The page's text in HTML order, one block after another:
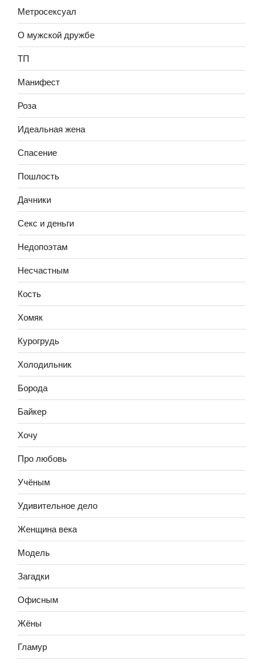
Метросексуал
О мужской дружбе
ТП
Манифест
Роза
Идеальная жена
Спасение
Пошлость
Дачники
Секс и деньги
Недопоэтам
Несчастным
Кость
Хомяк
Курогрудь
Холодильник
Борода
Байкер
Хочу
Про любовь
Учёным
Удивительное дело
Женщина века
Модель
Загадки
Офисным
Жёны
Гламур